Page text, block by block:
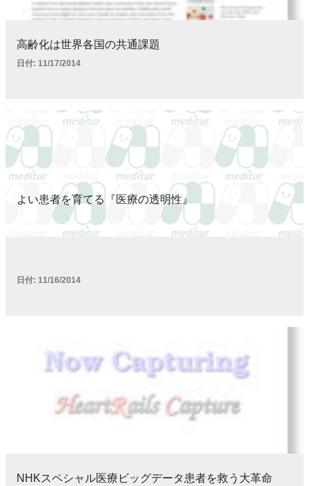
高齢化は世界各国の共通課題
日付: 11/17/2014
よい患者を育てる『医療の透明性』
日付: 11/16/2014
NHKスペシャル医療ビッグデータ患者を救う大革命